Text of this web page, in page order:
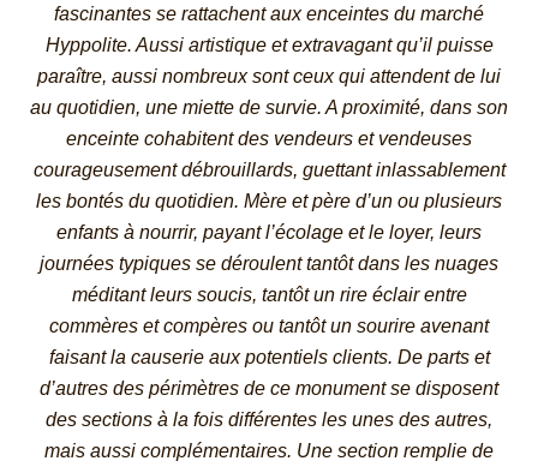
fascinantes se rattachent aux enceintes du marché
Hyppolite. Aussi artistique et extravagant qu’il puisse
paraître, aussi nombreux sont ceux qui attendent de lui
au quotidien, une miette de survie. A proximité, dans son
enceinte cohabitent des vendeurs et vendeuses
courageusement débrouillards, guettant inlassablement
les bontés du quotidien. Mère et père d’un ou plusieurs
enfants à nourrir, payant l’écolage et le loyer, leurs
journées typiques se déroulent tantôt dans les nuages
méditant leurs soucis, tantôt un rire éclair entre
commères et compères ou tantôt un sourire avenant
faisant la causerie aux potentiels clients. De parts et
d’autres des périmètres de ce monument se disposent
des sections à la fois différentes les unes des autres,
mais aussi complémentaires. Une section remplie de